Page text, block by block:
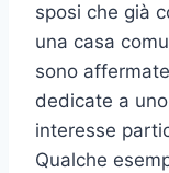
sposi che già
una casa
sono
dedicate a
interesse
Qualche